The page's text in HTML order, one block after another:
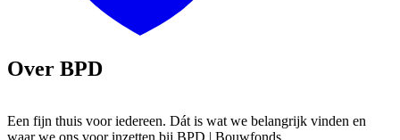
Over BPD
Een fijn thuis voor iedereen. Dát is wat we belangrijk vinden en
waar we ons voor inzetten bij BPD | Bouwfonds